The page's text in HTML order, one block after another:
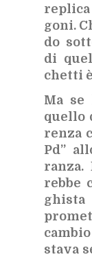
go­ni.
do
di
chet­ti
Ma se
quel­lo
ren­za
Pd”
ran­za.
reb­be
sta­va